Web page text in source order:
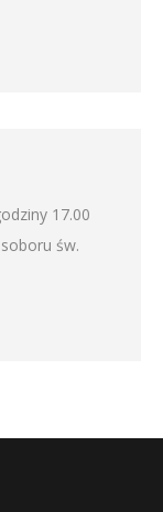
17.00
św.